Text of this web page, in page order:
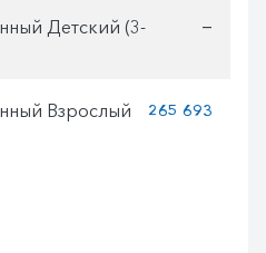
Детский (3-
—
Взрослый
265 693